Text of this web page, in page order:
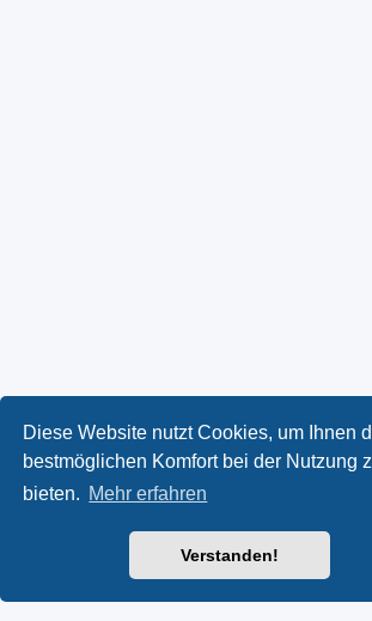
Diese Website nutzt Cookies, um Ihnen
bestmöglichen Komfort bei der Nutzung
bieten. Mehr erfahren
Verstanden!